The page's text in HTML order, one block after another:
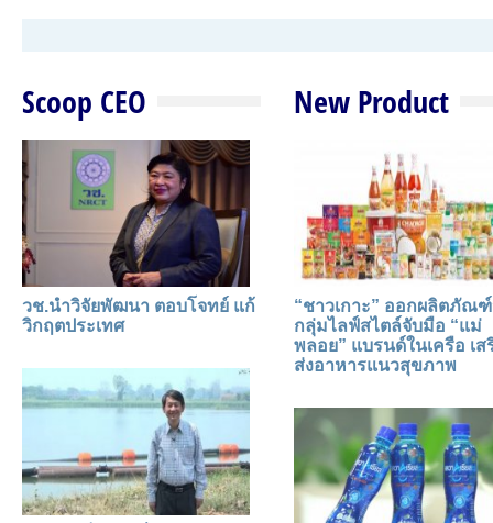
Scoop CEO
วช.นำวิจัยพัฒนา ตอบโจทย์ แก้
วิกฤตประเทศ
New Product
“ชาวเกาะ” ออกผลิตภัณ
กลุ่มไลฟ์สไตล์จับมือ “แม่
พลอย” แบรนด์ในเครือ เ
ส่งอาหารแนวสุขภาพ